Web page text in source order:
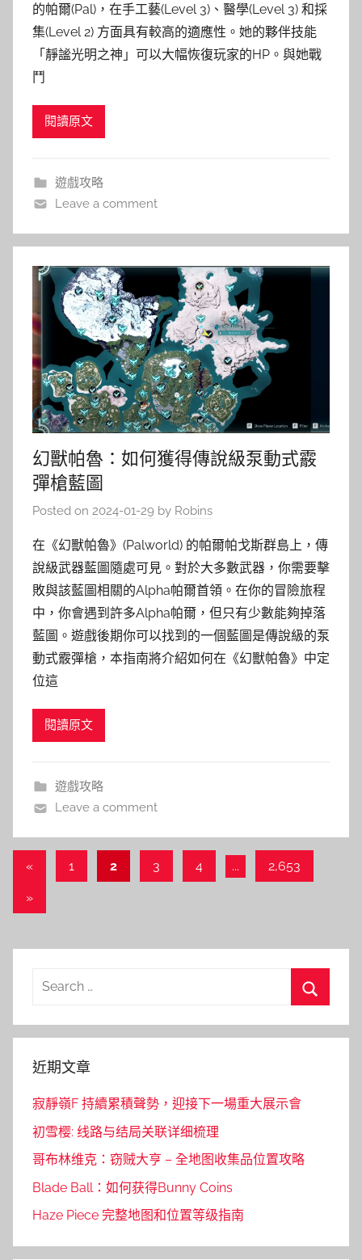
的帕爾(Pal)，在手工藝(Level 3)、醫學(Level 3) 和採
集(Level 2) 方面具有較高的適應性。她的夥伴技能
「靜謐光明之神」可以大幅恢復玩家的HP。與她戰
鬥
閱讀原文
遊戲攻略
Leave a comment
幻獸帕魯：如何獲得傳說級泵動式霰
彈槍藍圖
Posted on 2024-01-29 by Robins
在《幻獸帕魯》(Palworld) 的帕爾帕戈斯群島上，傳
說級武器藍圖隨處可見。對於大多數武器，你需要擊
敗與該藍圖相關的Alpha帕爾首領。在你的冒險旅程
中，你會遇到許多Alpha帕爾，但只有少數能夠掉落
藍圖。遊戲後期你可以找到的一個藍圖是傳說級的泵
動式霰彈槍，本指南將介紹如何在《幻獸帕魯》中定
位這
閱讀原文
遊戲攻略
Leave a comment
文
章
覽
«Previous
1 2 3 4 ... 2,653
Next
»
Search
近期文章
寂靜嶺F 持續累積聲勢，迎接下一場重大展示會
初雪樱: 线路与结局关联详细梳理
哥布林维克：窃贼大亨 – 全地图收集品位置攻略
Blade Ball：如何获得Bunny Coins
Haze Piece 完整地图和位置等级指南